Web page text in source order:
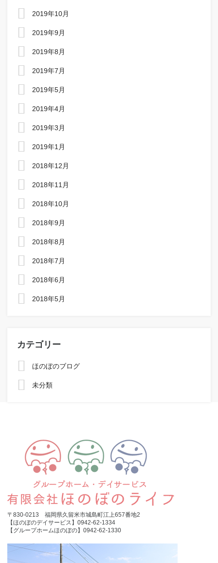
2019年10月
2019年9月
2019年8月
2019年7月
2019年5月
2019年4月
2019年3月
2019年1月
2018年12月
2018年11月
2018年10月
2018年9月
2018年8月
2018年7月
2018年6月
2018年5月
カテゴリー
ほのぼのブログ
未分類
〒830-0213 福岡県久留米市城島町江上657番地2
【ほのぼのデイサービス】0942-62-1334
【グループホームほのぼの】0942-62-1330